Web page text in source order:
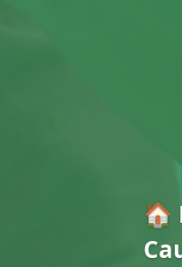
🏠